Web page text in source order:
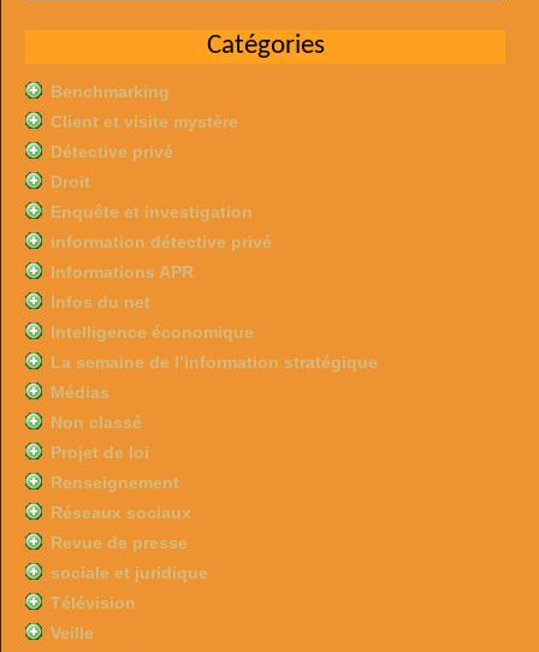
Catégories
Benchmarking
Client et visite mystère
Détective privé
Droit
Enquête et investigation
information détective privé
Informations APR
Infos du net
Intelligence économique
La semaine de l’information stratégique
Médias
Non classé
Projet de loi
Renseignement
Réseaux sociaux
Revue de presse
sociale et juridique
Télévision
Veille